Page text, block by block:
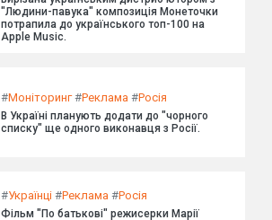
"Людини-павука" композиція Монеточки
потрапила до українського топ-100 на
Apple Music.
#Моніторинг#Реклама #Росія
В Україні планують додати до "чорного
списку" ще одного виконавця з Росії.
#Українці #Реклама #Росія
Фільм "По батькові" режисерки Марії